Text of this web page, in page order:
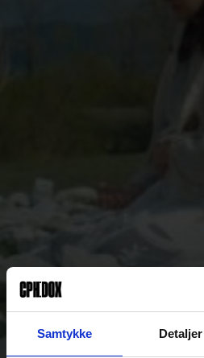
Samtykke Detaljer